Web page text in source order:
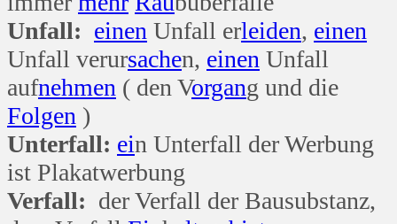
Unfall: einen Unfall erleiden, einen
Unfall verursachen, einen Unfall
aufnehmen ( den Vorgang und die
Folgen )
Unterfall: ein Unterfall der Werbung
ist Plakatwerbung
Verfall: der Verfall der Bausubstanz,